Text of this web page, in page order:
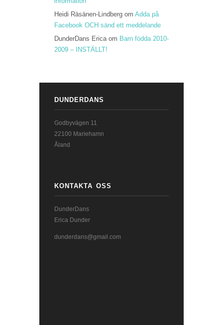
Heidi Räsänen-Lindberg om Adda på
Facebook OCH sänd ett meddelande
DunderDans Ericaom Barn födda 2010-
2009 – INSTÄLLT!
DUNDERDANS
Godbyvägen 11
22100 Mariehamn
Åland
KONTAKTA OSS
DunderDans
Erica Dunder
dunderdans@gmail.com